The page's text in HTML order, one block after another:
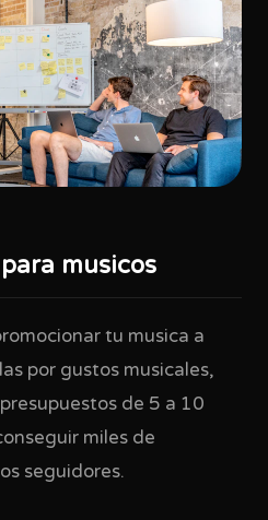
musicos
tu musica a
por gustos musicales,
de 5 a 10
miles de
seguidores.